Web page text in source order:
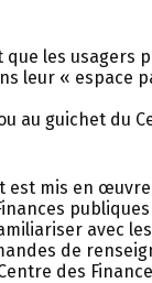
les usagers
leur « espace
au guichet du
mis en œuvre
avec
de
des